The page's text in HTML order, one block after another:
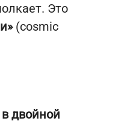
Это
(cosmic
двойной